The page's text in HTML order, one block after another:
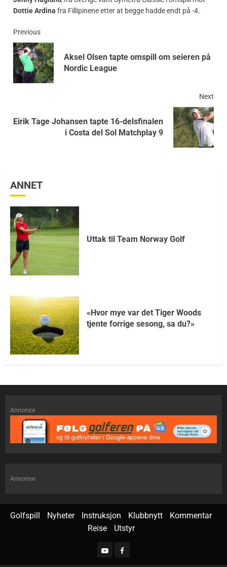
Dottie Ardina fra Fillipinene etter at begge hadde endt på -4.
Previous
Aksel Olsen tapte omspill om seieren på
Nordic League
Next
Eirik Tage Johansen tapte 16-delsfinalen
i Costa del Sol Matchplay 9
ANNET
Uttak til Team Norway Golf
«Hvor mye var det Tiger Woods
tjente forrige sesong, sa du?»
Annonse
Annonse
Golfspill Nyheter Instruksjon Klubbnytt
Kommentar
Reise
Utstyr